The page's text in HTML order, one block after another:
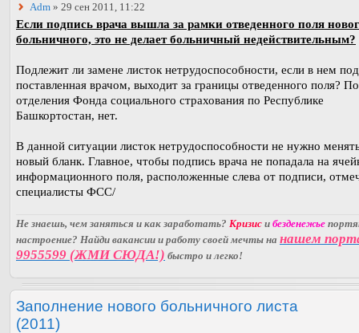
Adm » 29 сен 2011, 11:22
Если подпись врача вышла за рамки отведенного поля
больничного, это не делает больничный недействительным?
Подлежит ли замене листок нетрудоспособности, если в нем
поставленная врачом, выходит за границы отведенного поля?
отделения Фонда социального страхования по Республике
Башкортостан, нет.
В данной ситуации листок нетрудоспособности не нужно
новый бланк. Главное, чтобы подпись врача не попадала на
информационного поля, расположенные слева от подписи,
специалисты ФСС/
Не знаешь, чем заняться и как заработать? Кризис и безденежье
настроение? Найди вакансии и работу своей мечты на нашем
9955599 (ЖМИ СЮДА!) быстро и легко!
Заполнение нового больничного листа
(2011)